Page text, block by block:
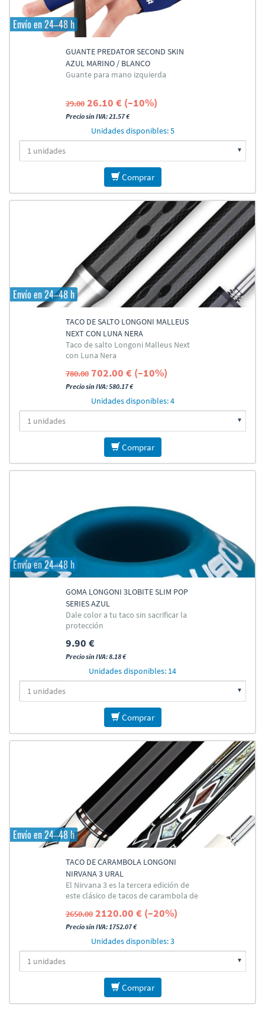
Envío en 24–48 h
GUANTE PREDATOR SECOND SKIN
AZUL MARINO / BLANCO
Guante para mano izquierda
29.00 26.10 € (–10%)
Precio sin IVA: 21.57 €
Unidades disponibles: 5
Comprar
Envío en 24–48 h
TACO DE SALTO LONGONI MALLEUS
NEXT CON LUNA NERA
Taco de salto Longoni Malleus Next
con Luna Nera
780.00 702.00 € (–10%)
Precio sin IVA: 580.17 €
Unidades disponibles: 4
Comprar
Envío en 24–48 h
GOMA LONGONI 3LOBITE SLIM POP
SERIES AZUL
Dale color a tu taco sin sacrificar la
protección
9.90 €
Precio sin IVA: 8.18 €
Unidades disponibles: 14
Comprar
Envío en 24–48 h
TACO DE CARAMBOLA LONGONI
NIRVANA 3 URAL
El Nirvana 3 es la tercera edición de
este clásico de tacos de carambola de
2650.00 2120.00 € (–20%)
Precio sin IVA: 1752.07 €
Unidades disponibles: 3
Comprar